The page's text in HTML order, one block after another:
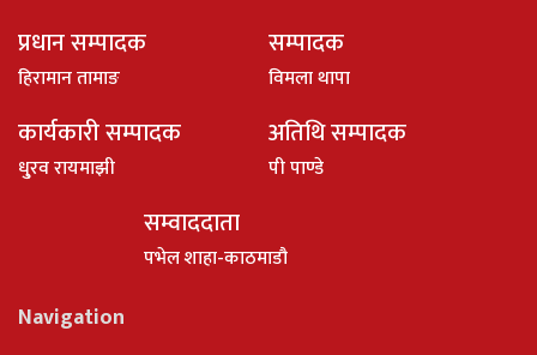
प्रधान सम्पादक
हिरामान तामाङ
सम्पादक
विमला थापा
कार्यकारी सम्पादक
धु्रव रायमाझी
अतिथि सम्पादक
पी पाण्डे
सम्वाददाता
पभेल शाहा-काठमाडौ
Navigation